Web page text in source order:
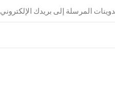
المرسلة إلى بريدك الإلكتروني.